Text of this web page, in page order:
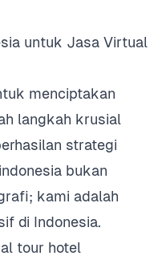
untuk Jasa Virtual
menciptakan
langkah krusial
strategi
bukan
kami adalah
di Indonesia.
tour hotel